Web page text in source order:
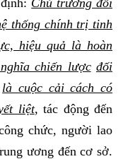
thống chính trị tinh
hiệu quả là hoàn
chiến lược đối
là cuộc cải cách có
liệt, tác động đến
chức, người lao
ương đến cơ sở.